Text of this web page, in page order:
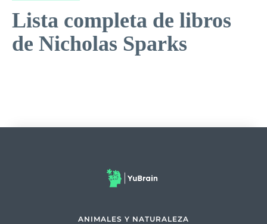
Lista completa de libros
de Nicholas Sparks
ANIMALES Y NATURALEZA